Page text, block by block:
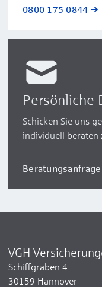
0800 175 0844
Persönliche
Schicken Sie uns
individuell beraten
Beratungsanfrage
VGH
Schiffgraben 4
30159 Hannover